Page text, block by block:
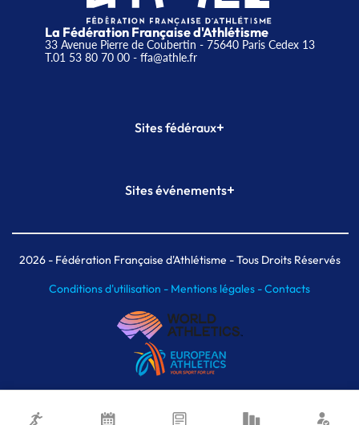
La Fédération Française d'Athlétisme
33 Avenue Pierre de Coubertin - 75640 Paris Cedex 13
T.01 53 80 70 00- ffa@athle.fr
Sites fédéraux+
Plateforme Formation
Sites événements+
Meeting de Paris indoor
MAIF Ekiden de Paris
2026- Fédération Française d'Athlétisme - Tous Droits Réservés
Conditions d'utilisation - Mentions légales -Contacts